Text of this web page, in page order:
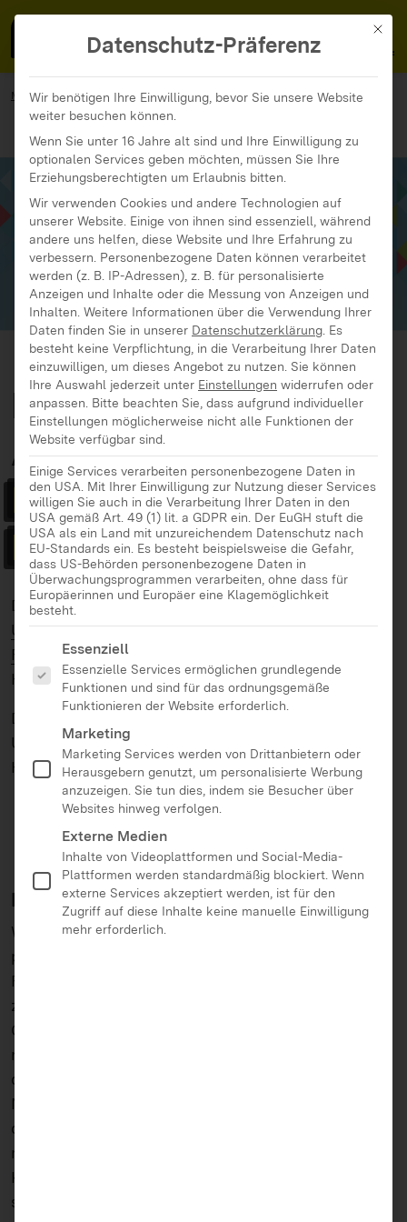
MENÜ
MedienFokus BW ...
Materialien
Friedensbildung AKTUELL: Hatespeech begegnen
Friedensbildung
AKTUELL:
Hatespeech
begegnen
Die Publikationsreihe:„Friedensbildung Aktuell.
Unterrichtsideen für die Schule“derServicestelle
Friedensbildung
Handreichung für den Unterricht.
Die Ausgabe
Unterschied zwischen Meinungsfreiheit und
Hassrede erarbeitet.
Mehr Infos zur Ausgabe
Während Twitter immer wieder als Plattform für
politische Propaganda genutzt wird, dient
Facebook häufig als Instrument, Hass-Kommentare
zu verfassen und damit gezielt gegen bestimmte
Gruppen zu hetzen und werden Falschnachrichten
rasant schnell auf WhatsApp weitergeleitet. Aus
diesem Grund ist es wichtig, Nutzerinnen und
Nutzern der digitalen Medien im Umgang mit
denselben zu stärken, um sie für manipulierte und
manipulative Informationen, hasserfüllte
Kommentare und gewaltvolle Inhalte zu
sensibilisieren.
Mit
Datenschutz-Präferenz
Wir benötigen Ihre Einwilligung, bevor Sie unsere Website
weiter besuchen können.
Wenn Sie unter 16 Jahre alt sind und Ihre Einwilligung zu
optionalen Services geben möchten, müssen Sie Ihre
Erziehungsberechtigten um Erlaubnis bitten.
Wir verwenden Cookies und andere Technologien auf
unserer Website. Einige von ihnen sind essenziell, während
andere uns helfen, diese Website und Ihre Erfahrung zu
verbessern. Personenbezogene Daten können verarbeitet
werden (z. B. IP-Adressen), z. B. für personalisierte
Anzeigen und Inhalte oder die Messung von Anzeigen und
Inhalten. Weitere Informationen über die Verwendung Ihrer
Daten finden Sie in unserer Datenschutzerklärung Es
besteht keine Verpflichtung, in die Verarbeitung Ihrer Daten
einzuwilligen, um dieses Angebot zu nutzen. Sie können
Ihre Auswahl jederzeit unter Einstellungen widerrufen oder
anpassen. Bitte beachten Sie, dass aufgrund individueller
Einstellungen möglicherweise nicht alle Funktionen der
Website verfügbar sind.
Einige Services verarbeiten personenbezogene Daten in
den USA. Mit Ihrer Einwilligung zur Nutzung dieser Services
willigen Sie auch in die Verarbeitung Ihrer Daten in den
USA gemäß Art. 49 (1) lit. a GDPR ein. Der EuGH stuft die
USA als ein Land mit unzureichendem Datenschutz nach
EU-Standards ein. Es besteht beispielsweise die Gefahr,
dass US-Behörden personenbezogene Daten in
Überwachungsprogrammen verarbeiten, ohne dass für
Europäerinnen und Europäer eine Klagemöglichkeit
besteht.
Es folgt eine Liste der Service-Gruppen, für die eine
Essenziell
Essenzielle Services ermöglichen grundlegende
Funktionen und sind für das ordnungsgemäße
Funktionieren der Website erforderlich.
Marketing
Marketing Services werden von Drittanbietern oder
Herausgebern genutzt, um personalisierte Werbung
anzuzeigen. Sie tun dies, indem sie Besucher über
Websites hinweg verfolgen.
Externe Medien
Inhalte von Videoplattformen und Social-Media-
Plattformen werden standardmäßig blockiert. Wenn
externe Services akzeptiert werden, ist für den
Zugriff auf diese Inhalte keine manuelle Einwilligung
mehr erforderlich.